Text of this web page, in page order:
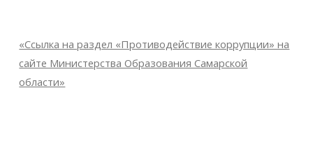
«Ссылка на раздел «Противодействие коррупции» на
сайте Министерства Образования Самарской
области»